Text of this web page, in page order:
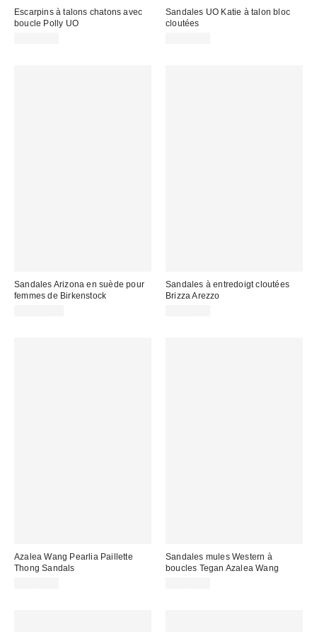
Escarpins à talons chatons avec
boucle Polly UO
Sandales UO Katie à talon bloc
cloutées
Sandales Arizona en suède pour
femmes de Birkenstock
Sandales à entredoigt cloutées
Brizza Arezzo
Azalea Wang Pearlia Paillette
Thong Sandals
Sandales mules Western à
boucles Tegan Azalea Wang